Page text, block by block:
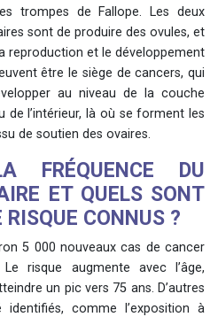
trompes de Fallope. Les deux
sont de produire des ovules, et
reproduction et le développement
être le siège de cancers, qui
au niveau de la couche
de l’intérieur, là où se forment les
de soutien des ovaires.
FRÉQUENCE DU
ET QUELS SONT
RISQUE CONNUS ?
5 000 nouveaux cas de cancer
risque augmente avec l’âge,
un pic vers 75 ans. D’autres
comme l’exposition à